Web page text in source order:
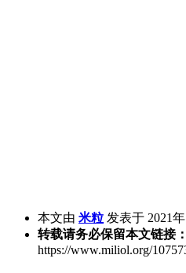
本文由 米粒 发表于 2021
转载请务必保留本文链接：
https://www.miliol.org/